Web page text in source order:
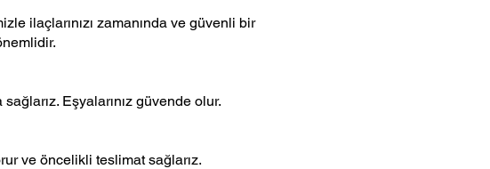
ilaçlarınızı zamanında ve güvenli bir
Eşyalarınız güvende olur.
ve öncelikli teslimat sağlarız.